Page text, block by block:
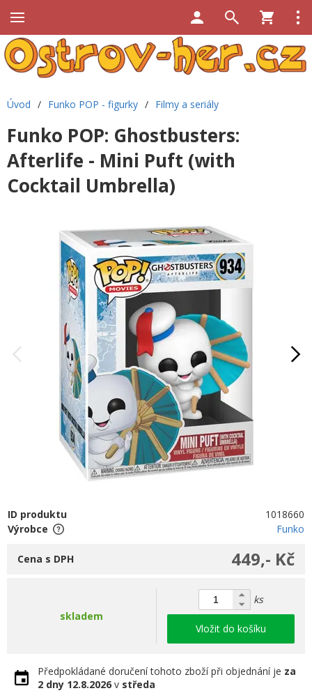
Úvod / Funko POP - figurky / Filmy a seriály
Funko POP: Ghostbusters:
Afterlife - Mini Puft (with
Cocktail Umbrella)
ID produktu
1018660
Výrobce
Funko
449,- Kč
Cena s DPH
skladem
ks
Vložit do košíku
Předpokládané doručení tohoto zboží při objednání je za
2 dny 12.8.2026 v středa